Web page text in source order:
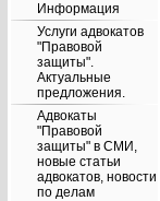
Информация
Услуги адвокатов
"Правовой
защиты".
Актуальные
предложения.
Адвокаты
"Правовой
защиты" в СМИ,
новые статьи
адвокатов, новости
по делам